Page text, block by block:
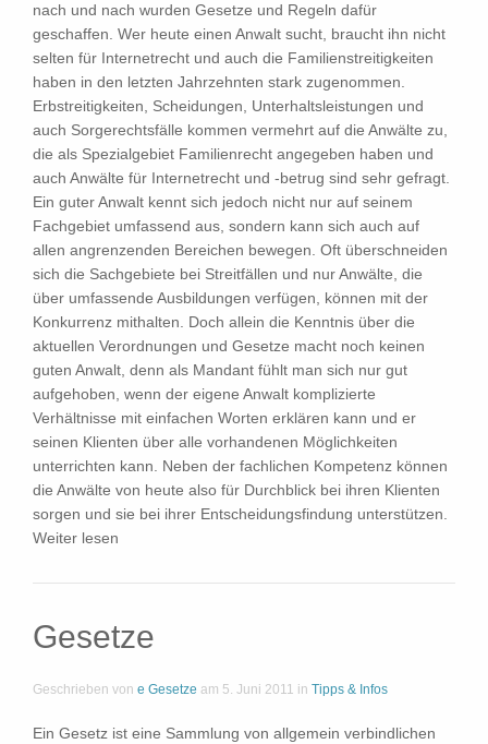
nach und nach wurden Gesetze und Regeln dafür
geschaffen. Wer heute einen Anwalt sucht, braucht ihn nicht
selten für Internetrecht und auch die Familienstreitigkeiten
haben in den letzten Jahrzehnten stark zugenommen.
Erbstreitigkeiten, Scheidungen, Unterhaltsleistungen und
auch Sorgerechtsfälle kommen vermehrt auf die Anwälte zu,
die als Spezialgebiet Familienrecht angegeben haben und
auch Anwälte für Internetrecht und -betrug sind sehr gefragt.
Ein guter Anwalt kennt sich jedoch nicht nur auf seinem
Fachgebiet umfassend aus, sondern kann sich auch auf
allen angrenzenden Bereichen bewegen. Oft überschneiden
sich die Sachgebiete bei Streitfällen und nur Anwälte, die
über umfassende Ausbildungen verfügen, können mit der
Konkurrenz mithalten. Doch allein die Kenntnis über die
aktuellen Verordnungen und Gesetze macht noch keinen
guten Anwalt, denn als Mandant fühlt man sich nur gut
aufgehoben, wenn der eigene Anwalt komplizierte
Verhältnisse mit einfachen Worten erklären kann und er
seinen Klienten über alle vorhandenen Möglichkeiten
unterrichten kann. Neben der fachlichen Kompetenz können
die Anwälte von heute also für Durchblick bei ihren Klienten
sorgen und sie bei ihrer Entscheidungsfindung unterstützen.
Weiter lesen
Gesetze
Geschrieben von e Gesetze am 5. Juni 2011 in Tipps & Infos
Ein Gesetz ist eine Sammlung von allgemein verbindlichen